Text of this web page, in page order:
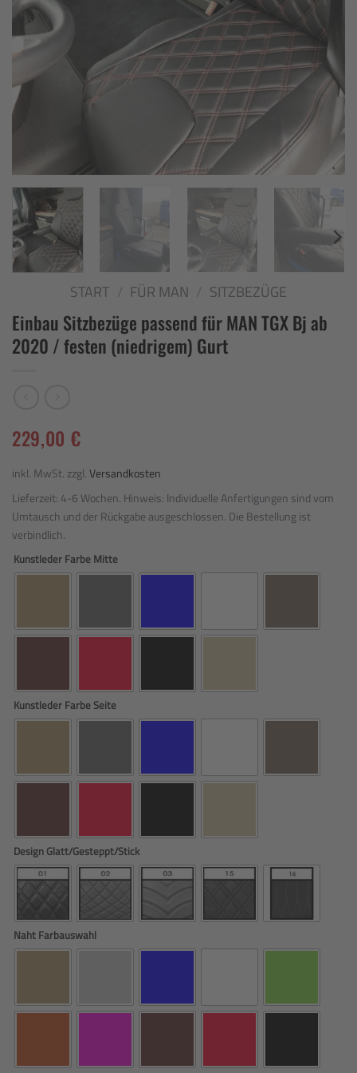
START / FÜR MAN / SITZBEZÜGE
Einbau Sitzbezüge passend für MAN TGX Bj ab
2020 / festen (niedrigem) Gurt
229,00 €
inkl. MwSt. zzgl.Versandkosten
Lieferzeit: 4-6 Wochen. Hinweis: Individuelle Anfertigungen sind vom
Umtausch und der Rückgabe ausgeschlossen. Die Bestellung ist
verbindlich.
Kunstleder Farbe Mitte
Kunstleder Farbe Seite
Design Glatt/Gesteppt/Stick
Naht Farbauswahl